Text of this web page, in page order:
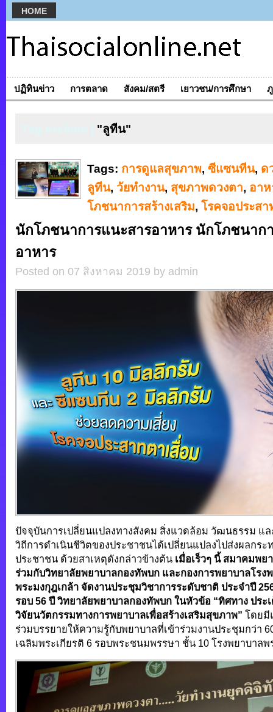
HOME
ปฏิทินข่าว การตลาด สังคม/สตรี เยาวชน/การศึกษา
"ลูทีน"
Tags: การดูแลสุขภาพ, ซีแซนทีน, ด
ลูทีน, วัยทำงาน, สุขภาพดวงตา, อาห
โภชนาการสร้างเสริม, โรคจอประส
นักโภชนาการแนะสารอาหาร นักโภชนาก
อาหาร
Posted on 07 สิงหาคม 2019 by admin
ปัจจุบันการเปลี่ยนแปลงทางสังคม สิ่งแวดล้อม วัฒนธรรม แล
วิถีการดำเนินชีวิตของประชาชนได้เปลี่ยนแปลงไปส่งผลกร
ประชาชน ด้วยสาเหตุดังกล่าวข้างต้น เมื่อเร็วๆ นี้ สมาคมพย
ร่วมกับวิทยาลัยพยาบาลกองทัพบก และกองการพยาบาลโรง
พระมงกุฎเกล้า จัดงานประชุมวิชาการระดับชาติ ประจำปี
รอบ 56 ปี วิทยาลัยพยาบาลกองทัพบก ในหัวข้อ “ทิศทาง ประ
วิจัยนวัตกรรมทางการพยาบาลเพื่อสร้างเสริมสุขภาพ” โดยมี
ร่วมบรรยายให้ความรู้กับพยาบาลที่เข้าร่วมงานประชุมกว่า
เฉลิมพระเกียรติ 6 รอบพระชนมพรรษา ชั้น 10 โรงพยาบาลพ